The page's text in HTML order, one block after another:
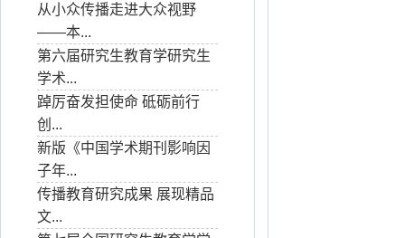
从小众传播走进大众视野
——本...
第六届研究生教育学研究生
学术...
踔厉奋发担使命 砥砺前行
创...
新版《中国学术期刊影响因
子年...
传播教育研究成果 展现精品
文...